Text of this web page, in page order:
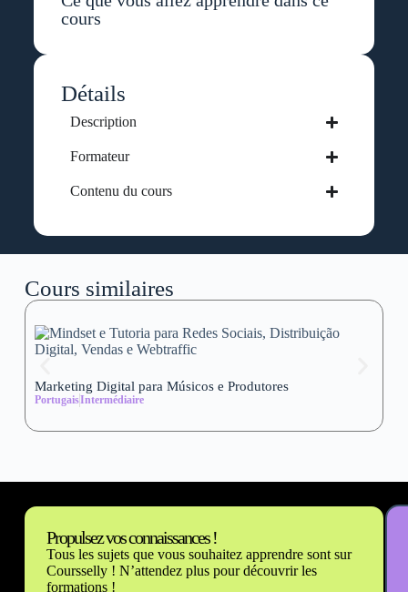
cours
Détails
Description
Formateur
Contenu du cours
Cours similaires
Marketing Digital para Músicos e Produtores
PortugaisIntermédiaire
Propulsez vos connaissances !
Tous les sujets que vous souhaitez apprendre sont sur
Coursselly ! N’attendez plus pour découvrir les
formations !